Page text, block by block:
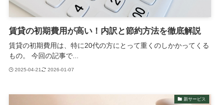
賃貸の初期費用が高い！内訳と節約方法を徹底解説
賃貸の初期費用は、特に20代の方にとって重くのしかかってくる
もの。 今回の記事で...
2025-04-21 2026-01-07
新サービス